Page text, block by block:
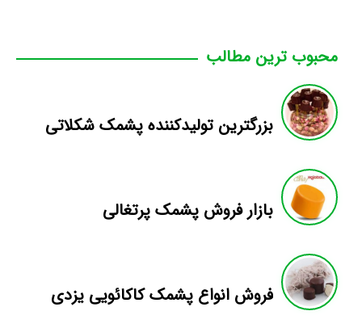
محبوب ترین مطالب
بزرگترین تولیدکننده پشمک شکلاتی
بازار فروش پشمک پرتغالی
فروش انواع پشمک کاکائویی یزدی